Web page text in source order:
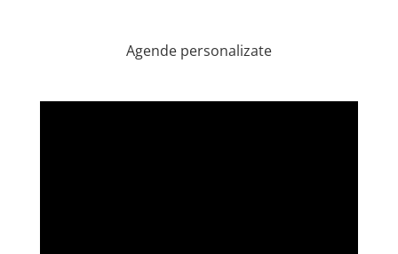
Agende personalizate